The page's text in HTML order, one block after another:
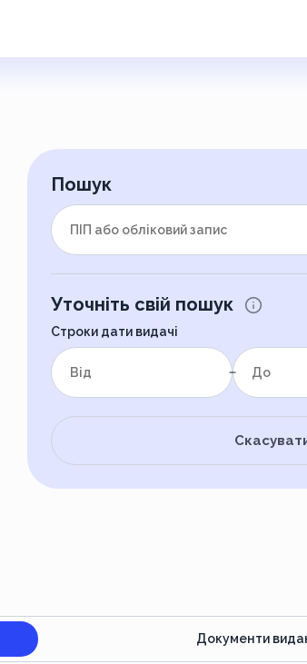
Пошук
Уточніть свій пошук
Строки дати видачі
від
до
Документи